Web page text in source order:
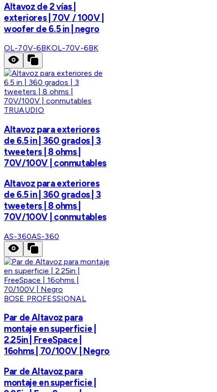
Altavoz de 2 vías |
exteriores | 70V / 100V |
woofer de 6.5 in | negro
OL-70V-6BKOL-70V-6BK
TRUAUDIO
Altavoz para exteriores
de 6.5 in | 360 grados | 3
tweeters | 8 ohms |
70V/100V | conmutables
Altavoz para exteriores
de 6.5 in | 360 grados | 3
tweeters | 8 ohms |
70V/100V | conmutables
AS-360AS-360
BOSE PROFESSIONAL
Par de Altavoz para
montaje en superficie |
2.25in | FreeSpace |
16ohms | 70/100V | Negro
Par de Altavoz para
montaje en superficie |